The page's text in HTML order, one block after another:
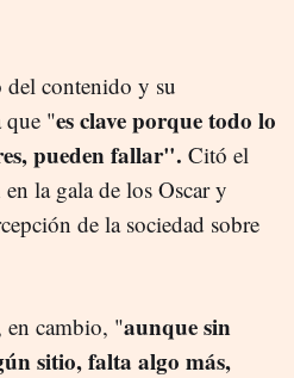
del contenido y su
que "es clave porque todo lo
pueden fallar". Citó el
la gala de los Oscar y
de la sociedad sobre
en cambio, "aunque sin
sitio, falta algo más,